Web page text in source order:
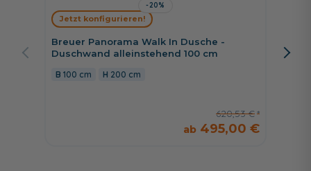
-20%
Breuer Panorama Walk In Dusche -
Duschwand alleinstehend 100 cm
100 cm 200 cm
620,53 €
495,00 €
Jetzt konfigurieren!
cm